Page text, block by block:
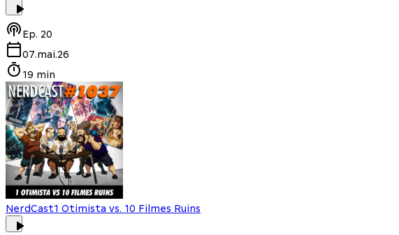
Ep. 20
07.mai.26
19 min
NerdCast1 Otimista vs. 10 Filmes Ruins